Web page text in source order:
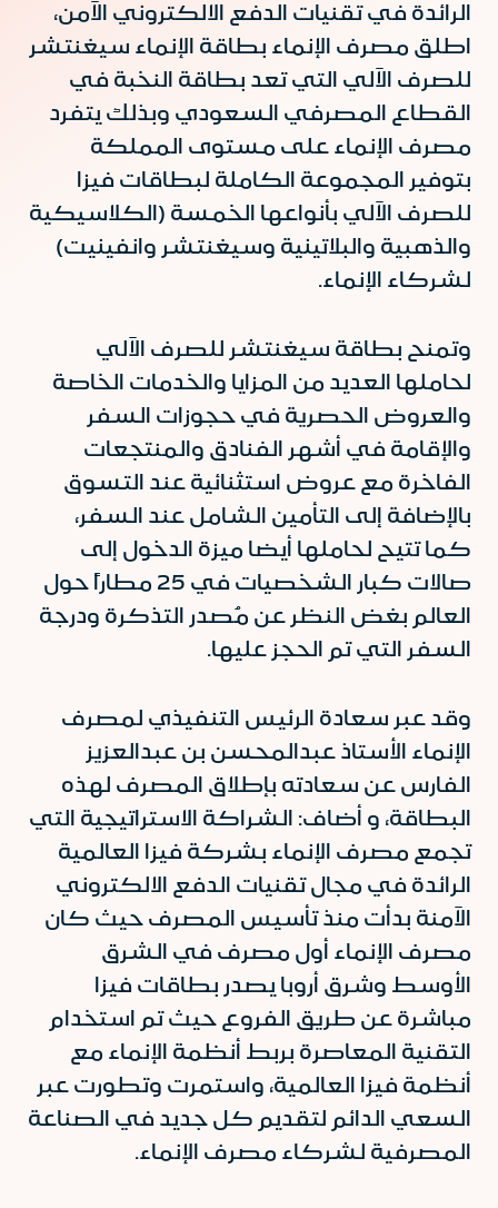
الرائدة في تقنيات الدفع الالكتروني الآمن،
اطلق مصرف الإنماء بطاقة الإنماء سيغنتشر
للصرف الآلي التي تعد بطاقة النخبة في
القطاع المصرفي السعودي وبذلك يتفرد
مصرف الإنماء على مستوى المملكة
بتوفير المجموعة الكاملة لبطاقات فيزا
للصرف الآلي بأنواعها الخمسة (الكلاسيكية
والذهبية والبلاتينية وسيغنتشر وانفينيت)
لشركاء الإنماء.
وتمنح بطاقة سيغنتشر للصرف الآلي
لحاملها العديد من المزايا والخدمات الخاصة
والعروض الحصرية في حجوزات السفر
والإقامة في أشهر الفنادق والمنتجعات
الفاخرة مع عروض استثنائية عند التسوق
بالإضافة إلى التأمين الشامل عند السفر،
كما تتيح لحاملها أيضا ميزة الدخول إلى
صالات كبار الشخصيات في 25 مطاراً حول
العالم بغض النظر عن مُصدر التذكرة ودرجة
السفر التي تم الحجز عليها.
وقد عبر سعادة الرئيس التنفيذي لمصرف
الإنماء الأستاذ عبدالمحسن بن عبدالعزيز
الفارس عن سعادته بإطلاق المصرف لهذه
البطاقة، و أضاف: الشراكة الاستراتيجية التي
تجمع مصرف الإنماء بشركة فيزا العالمية
الرائدة في مجال تقنيات الدفع الالكتروني
الآمنة بدأت منذ تأسيس المصرف حيث كان
مصرف الإنماء أول مصرف في الشرق
الأوسط وشرق أروبا يصدر بطاقات فيزا
مباشرة عن طريق الفروع حيث تم استخدام
التقنية المعاصرة بربط أنظمة الإنماء مع
أنظمة فيزا العالمية، واستمرت وتطورت عبر
السعي الدائم لتقديم كل جديد في الصناعة
المصرفية لشركاء مصرف الإنماء.